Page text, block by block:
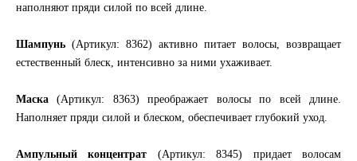
наполняют пряди силой по всей длине.
Шампунь (Артикул: 8362) активно питает волосы, возвращает
естественный блеск, интенсивно за ними ухаживает.
Маска (Артикул: 8363) преображает волосы по всей длине.
Наполняет пряди силой и блеском, обеспечивает глубокий уход.
Ампульный концентрат (Артикул: 8345) придает волосам